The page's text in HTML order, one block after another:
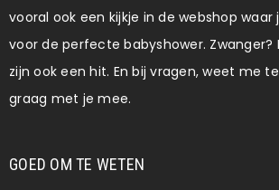
vooral ook een kijkje in de webshop waar
voor de perfecte babyshower. Zwanger?
zijn ook een hit. En bij vragen, weet me
graag met je mee.
GOED OM TE WETEN